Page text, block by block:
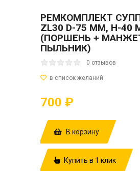
РЕМКОМПЛЕКТ
ZL30 D-75 ММ, H-40
(ПОРШЕНЬ +
ПЫЛЬНИК)
0 отзывов
700 ₽
В корзину
Купить в 1 клик